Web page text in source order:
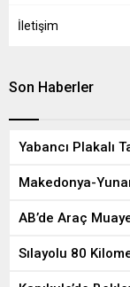
İletişim
Son Haberler
Yabancı Plakalı
Makedonya-
AB’de Araç
Sılayolu 80